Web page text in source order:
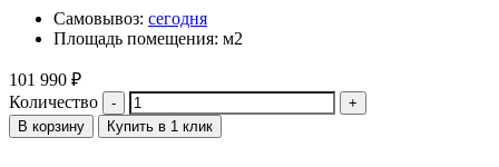
Самовывоз: сегодня
Площадь помещения: м2
101 990 ₽
Количество
В корзину Купить в 1 клик